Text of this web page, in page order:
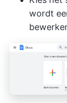
wordt